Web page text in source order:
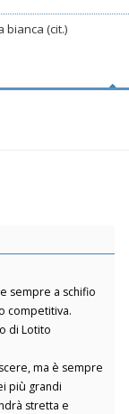
bianca (cit.)
sempre a schifio
competitiva.
di Lotito
ma è sempre
più grandi
stretta e